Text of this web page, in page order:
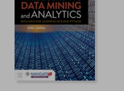
45%
dcto.